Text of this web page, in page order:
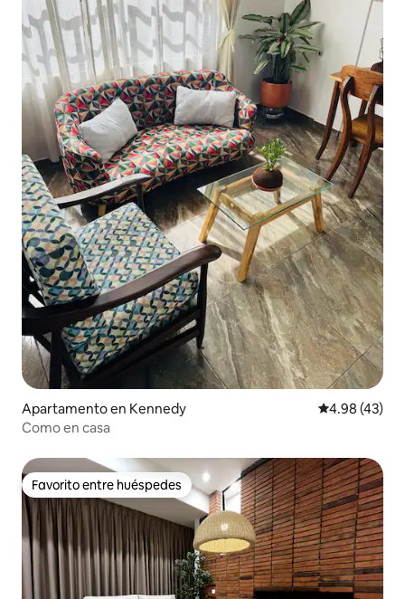
Apartamento en Kennedy Calificación
4.98 (43)
Como en casa
Favorito entre huéspedes
Favorito entre huéspedes